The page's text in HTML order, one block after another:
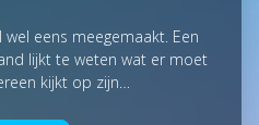
eens meegemaakt. Een
lijkt te weten wat er moet
kijkt op zijn…